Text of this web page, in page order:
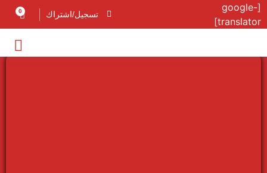
[google-
translator]
تسجيل/اشتراك 0